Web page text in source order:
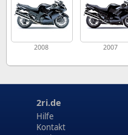
2008 2007
2ri.de
Hilfe
Kontakt